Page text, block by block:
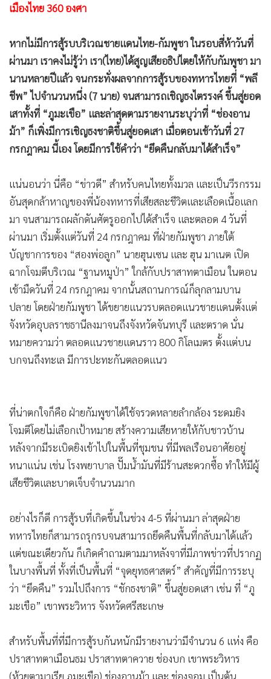
• ต่างประเทศ
Special Scoop
เศรษฐกิจ-ธุรกิจ
•
ชุมชน-คุณภาพชีวิต
• อาชญากรรม
• Motoring
• เกม
• SMEs
• หุ้น
• อินโดจีน
• กองทุนรวม
• Celeb Online
• Factcheck
• ญี่ปุ่น
• News1
Gotomanager
เมืองไทย 360 องศา
หากไม่มีการสู้รบบริเวณชายแดนไทย-กัมพูชา ในรอบสี่ห้าวันที่
ผ่านมา เราคงไม่รู้ว่า เรา(ไทย)ได้สูญเสียอธิปไตยให้กับกัมพูชา มา
นานหลายปีแล้ว จนกระทั่งผลจากการสู้รบของทหารไทยที่ “พลี
ชีพ” ไปจำนวนหนึ่ง (7 นาย) จนสามารถเชิญธงไตรรงค์ ขึ้นสู่ยอด
เสาทั้งที่ “ภูมะเขือ” และล่าสุดตามรายงานระบุว่าที่ “ช่องอาน
ม้า” ก็เพิ่งมีการเชิญธงชาติขึ้นสู่ยอดเสา เมื่อตอนเช้าวันที่ 27
กรกฎาคม นี้เอง โดยมีการใช้คำว่า “ยึดคืนกลับมาได้สำเร็จ”
แน่นอนว่า นี่คือ “ข่าวดี” สำหรับคนไทยทั้งมวล และเป็นวีรกรรม
อันสุดกล้าหาญของพี่น้องทหารที่เสียสละชีวิตและเลือดเนื้อแลก
มา จนสามารถผลักดันศัตรูออกไปได้สำเร็จ และตลอด 4 วันที่
ผ่านมา เริ่มตั้งแต่วันที่ 24 กรกฎาคม ที่ฝ่ายกัมพูชา ภายใต้
บัญชาการของ “สองพ่อลูก” นายฮุนเซน และ ฮุน มาเนต เปิด
ฉากโจมตีบริเวณ “ฐานหมูป่า” ใกล้กับปราสาทตาเมือน ในตอน
เช้ามืดวันที่ 24 กรกฎาคม จากนั้นสถานการณ์ก็ลุกลามบาน
ปลาย โดยฝ่ายกัมพูชา ได้ขยายแนวรบตลอดแนวชายแดนตั้งแต่
จังหวัดอุบลราชธานีลงมาจนถึงจังหวัดจันทบุรี และตราด นั่น
หมายความว่า ตลอดแนวชายแดนราว 800 กิโลเมตร ตั้งแต่บน
บกจนถึงทะเล มีการปะทะกันตลอดแนว
ที่น่าตกใจก็คือ ฝ่ายกัมพูชาได้ใช้จรวดหลายลำกล้อง ระดมยิง
โจมตีโดยไม่เลือกเป้าหมาย สร้างความเสียหายให้กับชาวบ้าน
หลังจากมีระเบิดยิงเข้าไปในพื้นที่ชุมชน ที่มีพลเรือนอาศัยอยู่
หนาแน่น เช่น โรงพยาบาล ปั๊มน้ำมันที่มีร้านสะดวกซื้อ ทำให้มีผู้
เสียชีวิตและบาดเจ็บจำนวนมาก
อย่างไรก็ดี การสู้รบที่เกิดขึ้นในช่วง 4-5 ที่ผ่านมา ล่าสุดฝ่าย
ทหารไทยก็สามารถรุกรบจนสามารถยึดคืนพื้นที่กลับมาได้แล้ว
แต่ขณะเดียวกัน ก็เกิดคำถามตามมาหลังจาที่มีภาพข่าวที่ปรากฏ
ในบางพื้นที่ ทั้งที่เป็นพื้นที่ “จุดยุทธศาสตร์” สำคัญที่มีการระบุ
ว่า “ยึดคืน” รวมไปถึงการ “ชักธงชาติ” ขึ้นสู่ยอดเสา เช่น ที่ “ภู
มะเขือ” เขาพระวิหาร จังหวัดศรีสะเกษ
สำหรับพื้นที่ที่มีการสู้รบกันหนักมีรายงานว่ามีจำนวน 6 แห่ง คือ
ปราสาทตาเมือนธม ปราสาทตาควาย ช่องบก เขาพระวิหาร
(ห้วยตามาเรีย ภูมะเขือ) ช่องอานม้า และ ช่องจอม เป็นต้น